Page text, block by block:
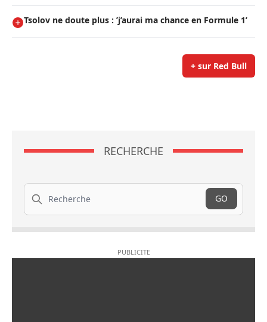
Tsolov ne doute plus : ’j’aurai ma chance en Formule 1’
+ sur Red Bull
RECHERCHE
Recherche
GO